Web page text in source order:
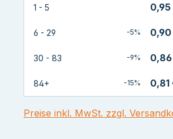
1 - 5 0,95
6 - 29 -5% 0,90
30 - 83 -9%
84+ -15% 0,81
Preise inkl. MwSt. zzgl.